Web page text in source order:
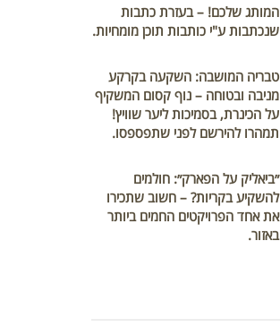
המותג שלכם! – בעזרת כתבות
שנכתבות ע"י כותבות תוכן מומחיות.
טבריה המושבה: השקעה בקרקע
מניבה ובטוחה – נוף קסום המשקיף
על הכינרת, בסמיכות ליער שוויץ!
תמהרו להירשם לפני שתפספסו.
״ביאליק על הפארק״: חולמים
להשקיע בקריות? – חשוב שתכירו
את אחד הפרויקטים החמים ביותר
באזור.